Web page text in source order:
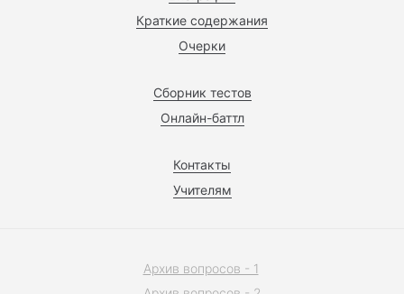
Краткие содержания
Очерки
Сборник тестов
Онлайн-баттл
Контакты
Учителям
Архив вопросов - 1